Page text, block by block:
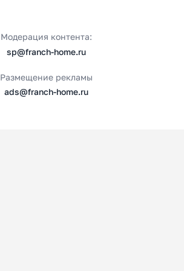
Модерация контента:
sp@franch-home.ru
Размещение рекламы
ads@franch-home.ru